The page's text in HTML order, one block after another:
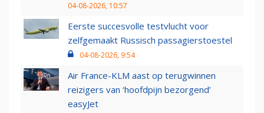
04-08-2026, 10:57
Eerste succesvolle testvlucht voor
zelfgemaakt Russisch passagierstoestel
04-08-2026, 9:54
Air France-KLM aast op terugwinnen
reizigers van ‘hoofdpijn bezorgend’
easyJet